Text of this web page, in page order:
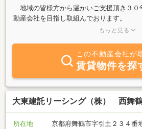
地域の皆様方から温かいご支援頂き３０
動産会社を目指し取組んでおります
はもちろんの事、相続相談・遊休不動産の
困りごと・ご用命等は、是非とも大象クリ
さい。 ご相談等は無料・秘密厳守です
もっと見る
この不動産会社が
賃貸物件を探
大東建託リーシング（株） 西舞
所在地
京都府舞鶴市字引土２３４番